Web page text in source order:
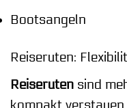
Bootsangeln
Reiseruten:
Reiseruten sind
kompakt